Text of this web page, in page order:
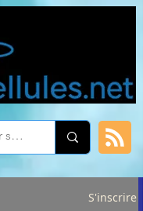
S'inscrire